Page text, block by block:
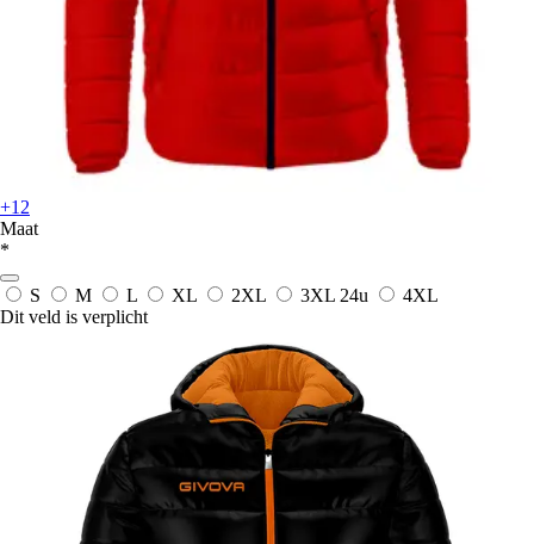
+12
Maat
*
S M L XL 2XL 3XL 24u
4XL
Dit veld is verplicht